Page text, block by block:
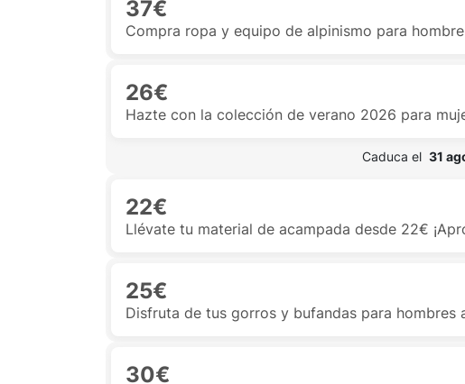
37€
Compra ropa y equipo de alpinismo para
26€
Hazte con la colección de verano 2026 para
Caduca el 31
22€
Llévate tu material de acampada desde 22€
25€
Disfruta de tus gorros y bufandas para hombres
30€